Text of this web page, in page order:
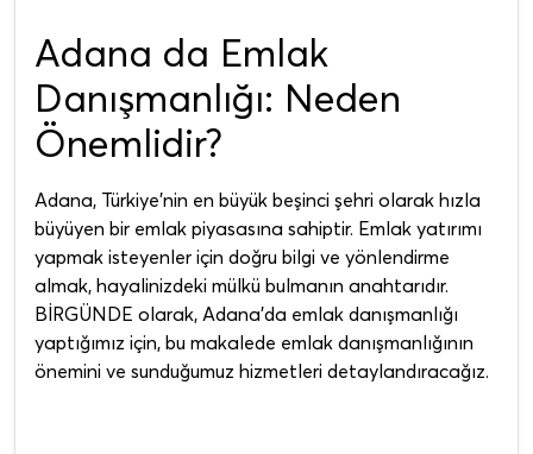
Adana da Emlak
Danışmanlığı: Neden
Önemlidir?
Adana, Türkiye'nin en büyük beşinci şehri olarak hızla
büyüyen bir emlak piyasasına sahiptir. Emlak yatırımı
yapmak isteyenler için doğru bilgi ve yönlendirme
almak, hayalinizdeki mülkü bulmanın anahtarıdır.
BİRGÜNDE olarak, Adana'da emlak danışmanlığı
yaptığımız için, bu makalede emlak danışmanlığının
önemini ve sunduğumuz hizmetleri detaylandıracağız.